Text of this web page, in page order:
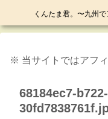
くんたま君。〜九州
※ 当サイトではアフ
68184ec7-